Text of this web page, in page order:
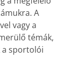
A
vagy a
témák,
a sportolói